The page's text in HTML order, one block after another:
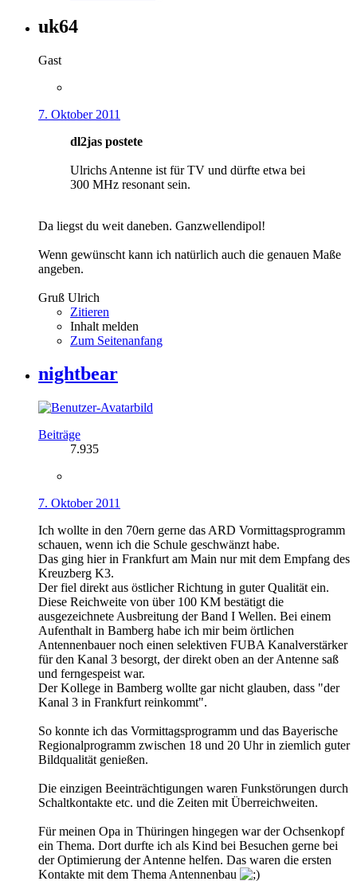
uk64
Gast
7. Oktober 2011
dl2jas postete
Ulrichs Antenne ist für TV und dürfte etwa bei
300 MHz resonant sein.
Da liegst du weit daneben. Ganzwellendipol!
Wenn gewünscht kann ich natürlich auch die genauen Maße
angeben.
Gruß Ulrich
Zitieren
Inhalt melden
Zum Seitenanfang
nightbear
Beiträge
7.935
7. Oktober 2011
Ich wollte in den 70ern gerne das ARD Vormittagsprogramm
schauen, wenn ich die Schule geschwänzt habe.
Das ging hier in Frankfurt am Main nur mit dem Empfang des
Kreuzberg K3.
Der fiel direkt aus östlicher Richtung in guter Qualität ein.
Diese Reichweite von über 100 KM bestätigt die
ausgezeichnete Ausbreitung der Band I Wellen. Bei einem
Aufenthalt in Bamberg habe ich mir beim örtlichen
Antennenbauer noch einen selektiven FUBA Kanalverstärker
für den Kanal 3 besorgt, der direkt oben an der Antenne saß
und ferngespeist war.
Der Kollege in Bamberg wollte gar nicht glauben, dass "der
Kanal 3 in Frankfurt reinkommt".
So konnte ich das Vormittagsprogramm und das Bayerische
Regionalprogramm zwischen 18 und 20 Uhr in ziemlich guter
Bildqualität genießen.
Die einzigen Beeinträchtigungen waren Funkstörungen durch
Schaltkontakte etc. und die Zeiten mit Überreichweiten.
Für meinen Opa in Thüringen hingegen war der Ochsenkopf
ein Thema. Dort durfte ich als Kind bei Besuchen gerne bei
der Optimierung der Antenne helfen. Das waren die ersten
Kontakte mit dem Thema Antennenbau